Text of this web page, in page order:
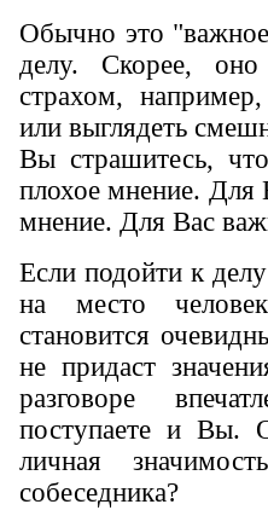
Обычно это
делу. Скорее, оно
страхом,
или выглядеть
Вы страшитесь,
плохое мнение. Для
мнение. Для Вас
Если подойти к
на место
становится
не придаст
разговоре
поступаете и Вы.
личная
собеседника?